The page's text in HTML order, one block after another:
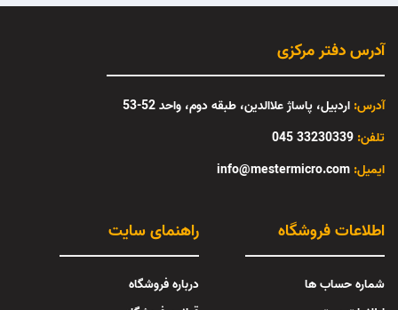
آدرس دفتر مرکزی
آدرس: اردبیل، پاساژ علاالدین، طبقه دوم، واحد 52-53
تلفن: 33230339 045
info@mestermicro.com :ایمیل
راهنمای سایت
درباره فروشگاه
اطلاعات فروشگاه
شماره حساب ها